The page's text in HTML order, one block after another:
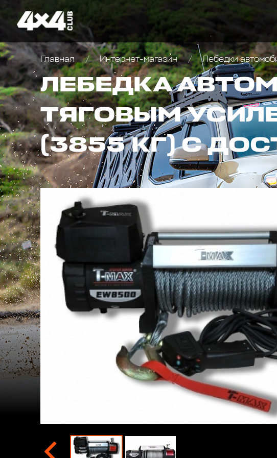
Главная Интернет-магазин Лебедки
ЛЕБЕДКА
ТЯГОВЫМ
(3855 КГ) С